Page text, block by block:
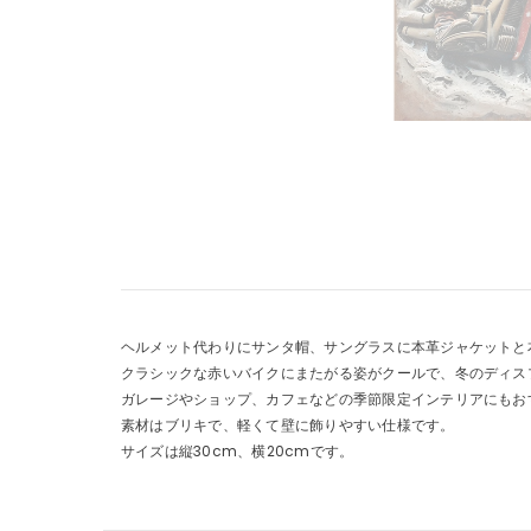
ヘルメット代わりにサンタ帽、サングラスに本革ジャケット
クラシックな赤いバイクにまたがる姿がクールで、冬のディ
ガレージやショップ、カフェなどの季節限定インテリアにも
素材はブリキで、軽くて壁に飾りやすい仕様です。
サイズは縦30cm、横20cmです。